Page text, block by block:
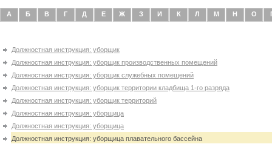
А Б В Г Д Е Ж З И К Л М Н О
Должностная инструкция: уборщик
Должностная инструкция: уборщик производственных помещений
Должностная инструкция: уборщик служебных помещений
Должностная инструкция: уборщик территории кладбища 1-го разряда
Должностная инструкция: уборщик территорий
Должностная инструкция: уборщица
Должностная инструкция: уборщица
Должностная инструкция: уборщица плавательного бассейна